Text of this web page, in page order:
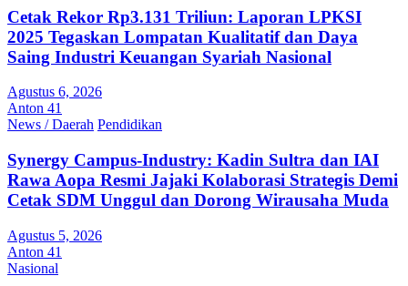
Cetak Rekor Rp3.131 Triliun: Laporan LPKSI
2025 Tegaskan Lompatan Kualitatif dan Daya
Saing Industri Keuangan Syariah Nasional
Agustus 6, 2026
Anton 41
News / Daerah Pendidikan
Synergy Campus-Industry: Kadin Sultra dan IAI
Rawa Aopa Resmi Jajaki Kolaborasi Strategis Demi
Cetak SDM Unggul dan Dorong Wirausaha Muda
Agustus 5, 2026
Anton 41
Nasional